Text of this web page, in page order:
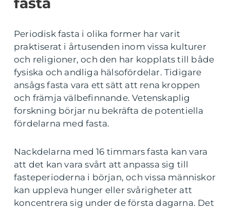
Periodisk fasta i olika former har varit
praktiserat i årtusenden inom vissa kulturer
och religioner, och den har kopplats till både
fysiska och andliga hälsofördelar. Tidigare
ansågs fasta vara ett sätt att rena kroppen
och främja välbefinnande. Vetenskaplig
forskning börjar nu bekräfta de potentiella
fördelarna med fasta.
Nackdelarna med 16 timmars fasta kan vara
att det kan vara svårt att anpassa sig till
fasteperioderna i början, och vissa människor
kan uppleva hunger eller svårigheter att
koncentrera sig under de första dagarna. Det